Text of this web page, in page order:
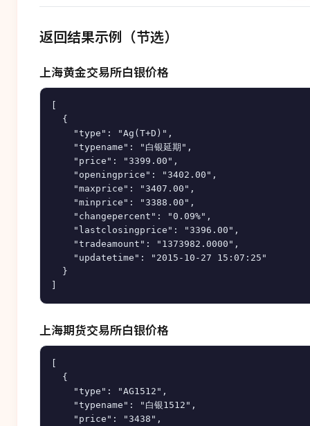
返回结果示例（节选）
上海黄金交易所白银价格
  {
    "type": "Ag(T+D)",
    "typename": "白银延期",
    "price": "3399.00",
    "openingprice": "3402.00",
    "maxprice": "3407.00",
    "minprice": "3388.00",
    "changepercent": "0.09%",
    "lastclosingprice": "3396.00",
    "tradeamount": "1373982.0000",
    "updatetime": "2015-10-27 15:07:25"
  }
上海期货交易所白银价格
  {
    "type": "AG1512",
    "typename": "白银1512",
    "price": "3438",